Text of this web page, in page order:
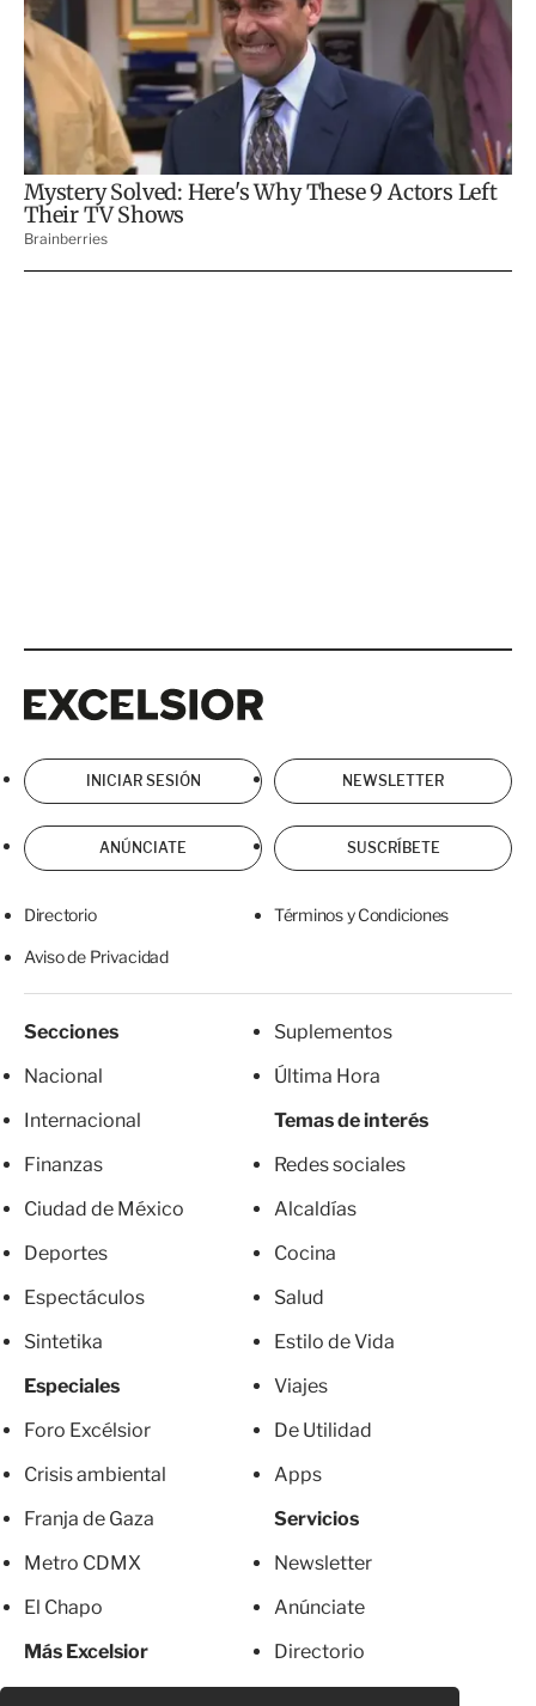
INICIAR SESIÓN NEWSLETTER
ANÚNCIATE SUSCRÍBETE
Directorio Términos y Condiciones
Aviso de Privacidad
Secciones
Nacional
Internacional
Finanzas
Ciudad de México
Deportes
Espectáculos
Sintetika
Especiales
Foro Excélsior
Crisis ambiental
Franja de Gaza
Metro CDMX
El Chapo
Más Excelsior
Suplementos
Última Hora
Temas de interés
Redes sociales
Alcaldías
Cocina
Salud
Estilo de Vida
Viajes
De Utilidad
Apps
Servicios
Newsletter
Anúnciate
Directorio